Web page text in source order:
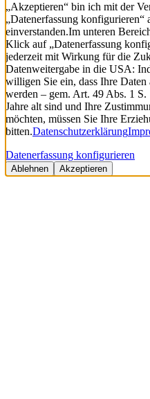
„Akzeptieren“ bin ich mit der
„Datenerfassung konfigurieren“
einverstanden.Im unteren
Klick auf „Datenerfassung
jederzeit mit Wirkung für die
Datenweitergabe in die USA:
willigen Sie ein, dass Ihre
werden – gem. Art. 49 Abs. 1
Jahre alt sind und Ihre
möchten, müssen Sie Ihre
bitten.Datenschutzerklärung
Datenerfassung konfigurieren
Ablehnen Akzeptieren